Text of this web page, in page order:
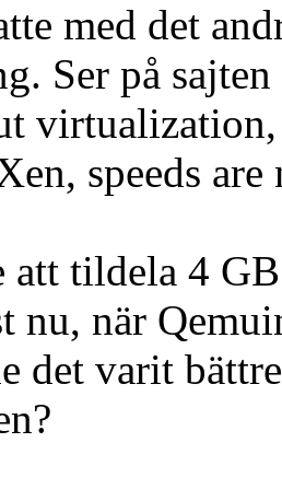
med det
Ser på
speeds
att tildela 4
nu, när
det varit